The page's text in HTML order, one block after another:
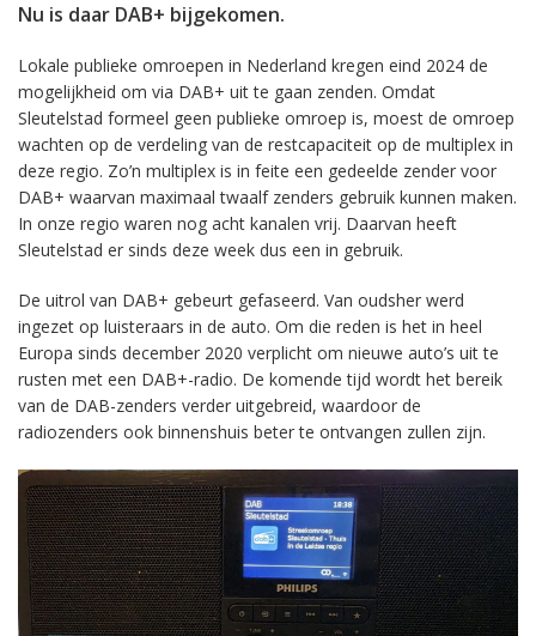
Nu is daar DAB+ bijgekomen.
Lokale publieke omroepen in Nederland kregen eind 2024 de
mogelijkheid om via DAB+ uit te gaan zenden. Omdat
Sleutelstad formeel geen publieke omroep is, moest de omroep
wachten op de verdeling van de restcapaciteit op de multiplex in
deze regio. Zo’n multiplex is in feite een gedeelde zender voor
DAB+ waarvan maximaal twaalf zenders gebruik kunnen maken.
In onze regio waren nog acht kanalen vrij. Daarvan heeft
Sleutelstad er sinds deze week dus een in gebruik.
De uitrol van DAB+ gebeurt gefaseerd. Van oudsher werd
ingezet op luisteraars in de auto. Om die reden is het in heel
Europa sinds december 2020 verplicht om nieuwe auto’s uit te
rusten met een DAB+-radio. De komende tijd wordt het bereik
van de DAB-zenders verder uitgebreid, waardoor de
radiozenders ook binnenshuis beter te ontvangen zullen zijn.